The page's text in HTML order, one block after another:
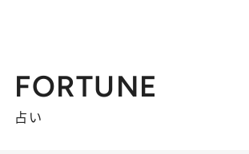
FORTUNE
占い